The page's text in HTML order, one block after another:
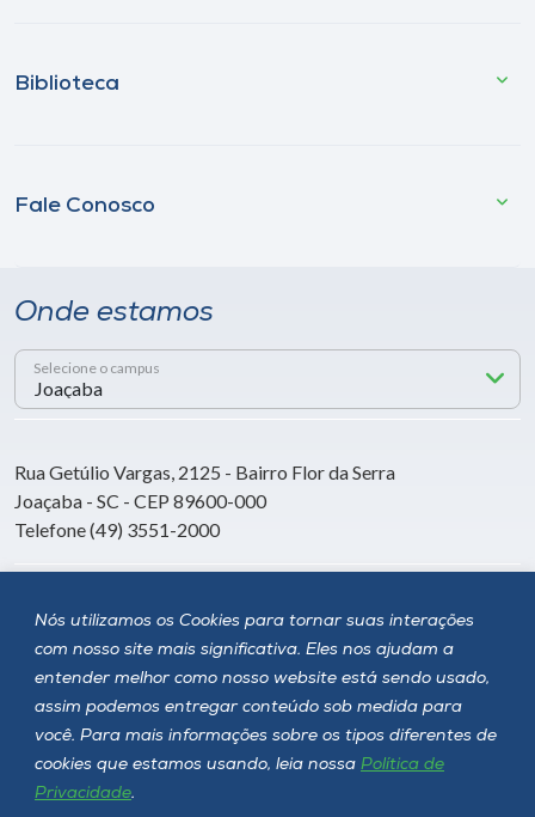
Nós utilizamos os Cookies para tornar suas interações
com nosso site mais significativa. Eles nos ajudam a
entender melhor como nosso website está sendo usado,
assim podemos entregar conteúdo sob medida para
você. Para mais informações sobre os tipos diferentes de
cookies que estamos usando, leia nossa Política de
Privacidade.
Biblioteca
Fale Conosco
Onde estamos
Selecione o campus
Rua Getúlio Vargas, 2125 - Bairro Flor da Serra
Joaçaba - SC - CEP 89600-000
Telefone (49) 3551-2000
Siga a Unoesc